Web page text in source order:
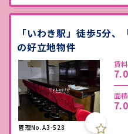
「いわき駅」徒歩5分
の好立地物件
管理No.A3-528
賃
面積